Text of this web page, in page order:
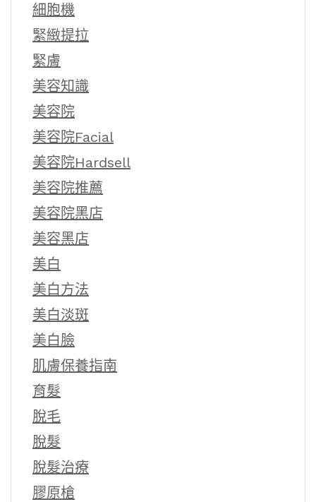
細胞機
緊緻提拉
緊膚
美容知識
美容院
美容院Facial
美容院Hardsell
美容院推薦
美容院黑店
美容黑店
美白
美白方法
美白淡斑
美白臉
肌膚保養指南
育髮
脫毛
脫髮
脫髮治療
膠原槍